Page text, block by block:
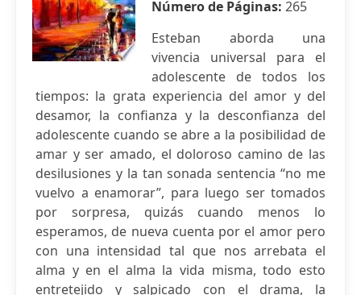
Número de Páginas: 265
Esteban aborda una
vivencia universal para el
adolescente de todos los
tiempos: la grata experiencia del amor y del
desamor, la confianza y la desconfianza del
adolescente cuando se abre a la posibilidad de
amar y ser amado, el doloroso camino de las
desilusiones y la tan sonada sentencia “no me
vuelvo a enamorar”, para luego ser tomados
por sorpresa, quizás cuando menos lo
esperamos, de nueva cuenta por el amor pero
con una intensidad tal que nos arrebata el
alma y en el alma la vida misma, todo esto
entretejido y salpicado con el drama, la